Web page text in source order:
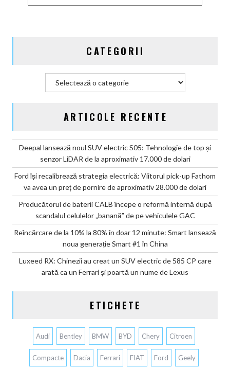
celulelor
CATEGORII
ARTICOLE RECENTE
Deepal lansează noul SUV electric S05: Tehnologie de top și
senzor LiDAR de la aproximativ 17.000 de dolari
Ford își recalibrează strategia electrică: Viitorul pick-up Fathom
va avea un preț de pornire de aproximativ 28.000 de dolari
Producătorul de baterii CALB începe o reformă internă după
scandalul celulelor „banană” de pe vehiculele GAC
Reîncărcare de la 10% la 80% în doar 12 minute: Smart lansează
noua generație Smart #1 în China
Luxeed RX: Chinezii au creat un SUV electric de 585 CP care
arată ca un Ferrari și poartă un nume de Lexus
ETICHETE
Audi Bentley BMW BYD Chery Citroen
Compacte Dacia Ferrari FIAT Ford Geely